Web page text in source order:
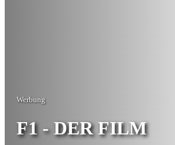
Werbung
F1 - DER FILM